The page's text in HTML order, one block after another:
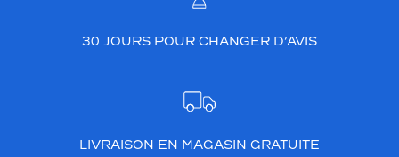
30 JOURS POUR CHANGER D’AVIS
LIVRAISON EN MAGASIN GRATUITE